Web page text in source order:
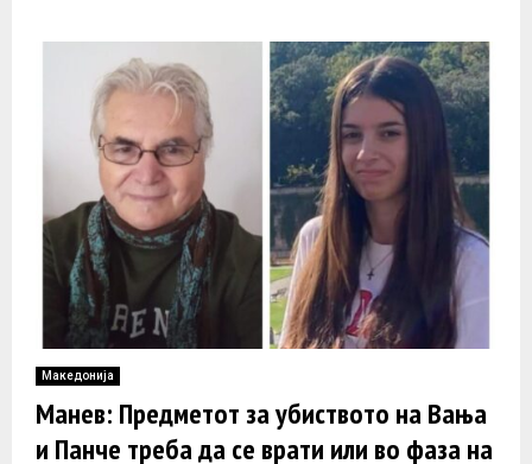
Македонија
Манев: Предметот за убиството на Вања
и Панче треба да се врати или во фаза на